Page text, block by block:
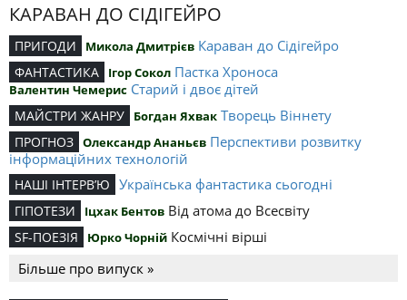
КАРАВАН ДО СІДІГЕЙРО
ПРИГОДИ Микола Дмитрієв Караван до Сідігейро
ФАНТАСТИКА Ігор Сокол Пастка Хроноса
Валентин Чемерис Старий і двоє дітей
МАЙСТРИ ЖАНРУ Богдан Яхвак Творець Віннету
ПРОГНОЗ Олександр Ананьєв Перспективи розвитку
інформаційних технологій
НАШІ ІНТЕРВ’Ю Українська фантастика сьогодні
ГІПОТЕЗИ Іцхак Бентов Від атома до Всесвіту
SF-ПОЕЗІЯ Юрко Чорній Космічні вірші
Більше про випуск »